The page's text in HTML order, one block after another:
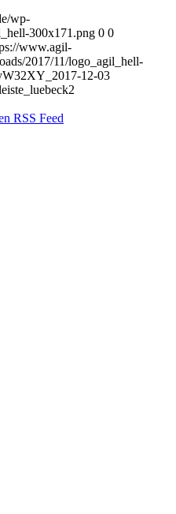
wp-
300x171.png 0 0
www.agil-
2017/11/logo_agil_hell-
2017-12-03
RSS Feed